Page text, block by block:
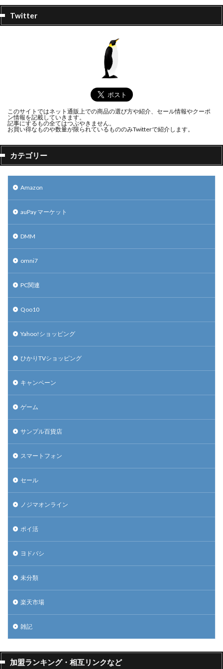
Twitter
このサイトではネット通販上での商品の選び方や紹介、セール情報やクーポ
ン情報を記載していきます。
記事にするもの全てはつぶやきません。
お買い得なものや数量が限られているもののみTwitterで紹介します。
カテゴリー
Amazon
auPay マーケット
DMM
omni7
PC関連
Qoo10
Yahoo!ショッピング
ひかりTVショッピング
キャンペーン
ゲーム
サンプル百貨店
スマートフォン
セール
ノジマオンライン
ポイ活
ヨドバシ
未分類
楽天市場
雑記
加盟ランキング・相互リンクなど